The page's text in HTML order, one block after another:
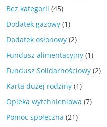
Bez kategorii (45)
Dodatek gazowy (1)
Dodatek osłonowy (2)
Fundusz alimentacyjny (1)
Fundusz Solidarnościowy (2)
Karta dużej rodziny (1)
Opieka wytchnieniowa (7)
Pomoc społeczna (21)